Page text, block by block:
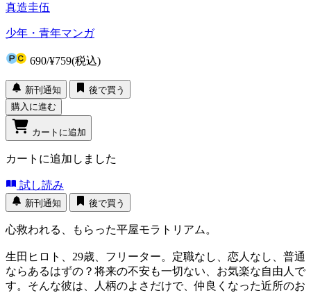
真造圭伍
少年・青年マンガ
690/¥759(税込)
新刊通知
後で買う
購入に進む
カートに追加
カートに追加しました
試し読み
新刊通知 後で買う
心救われる、もらった平屋モラトリアム。
生田ヒロト、29歳、フリーター。定職なし、恋人なし、普通
ならあるはずの？将来の不安も一切ない、お気楽な自由人で
す。そんな彼は、人柄のよさだけで、仲良くなった近所のお